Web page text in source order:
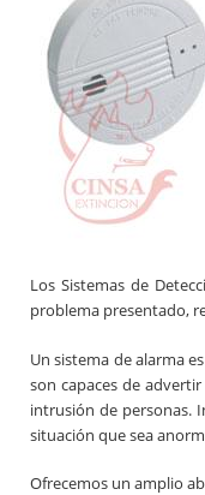
Los Sistemas de
problema presentado,
Un sistema de alarma
son capaces de
intrusión de personas.
situación que sea
Ofrecemos un amplio